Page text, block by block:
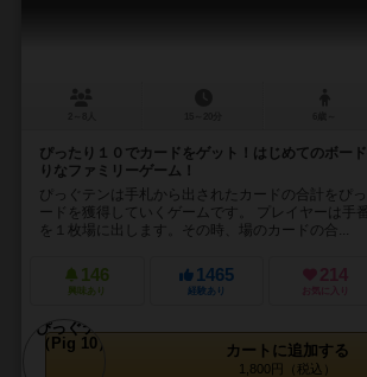
ぴったり１０でカードをゲット！はじめてのボー
りなファミリーゲーム！
ぴっぐテンは手札から出されたカードの合計をぴ
ードを獲得していくゲームです。 プレイヤーは手
を１枚場に出します。その時、場のカードの合...
146
興味あり
1465
経験あり
214
お気に入り
カートに追加する
1,800円（税込）